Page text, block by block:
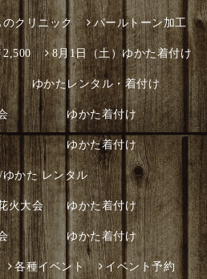
のクリニック パールトーン加工
8月1日（土）ゆかた着付け
かたレンタル・着付け
大会 ゆかた着付け
会 ゆかた着付け
ゆかた レンタル
花火大会 ゆかた着付け
大会 ゆかた着付け
各種イベント イベント予約